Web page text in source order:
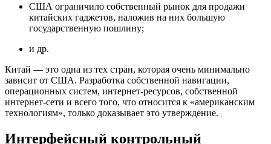
США ограничило собственный рынок для продажи
китайских гаджетов, наложив на них большую
государственную пошлину;
и др.
Китай — это одна из тех стран, которая очень минимально
зависит от США. Разработка собственной навигации,
операционных систем, интернет-ресурсов, собственной
интернет-сети и всего того, что относится к «американским
технологиям», только доказывает это утверждение.
Интерфейсный контрольный